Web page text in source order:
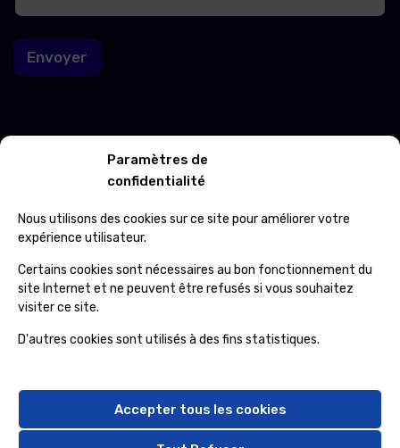
Paramètres de
confidentialité
Nous utilisons des cookies sur ce site pour améliorer votre
expérience utilisateur.
Certains cookies sont nécessaires au bon fonctionnement du
site Internet et ne peuvent être refusés si vous souhaitez
visiter ce site.
D'autres cookies sont utilisés à des fins statistiques.
Accepter tous les cookies
i
E
m
i
Envoyer
Contacts
(+32) 65 84 33 69
info@ospcleaning.be
Horaires
Samedi – Dimanche: fermé